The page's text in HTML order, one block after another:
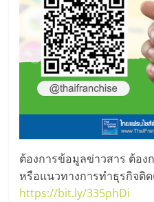
ต้องการข้อมูลข่าวสาร ต้อ
หรือแนวทางการทำธุรกิจติ
https://bit.ly/335phDi